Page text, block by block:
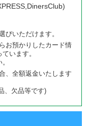
びいただけます。
お預かりしたカード情
います。
、全額返金いたします
、欠品等です)